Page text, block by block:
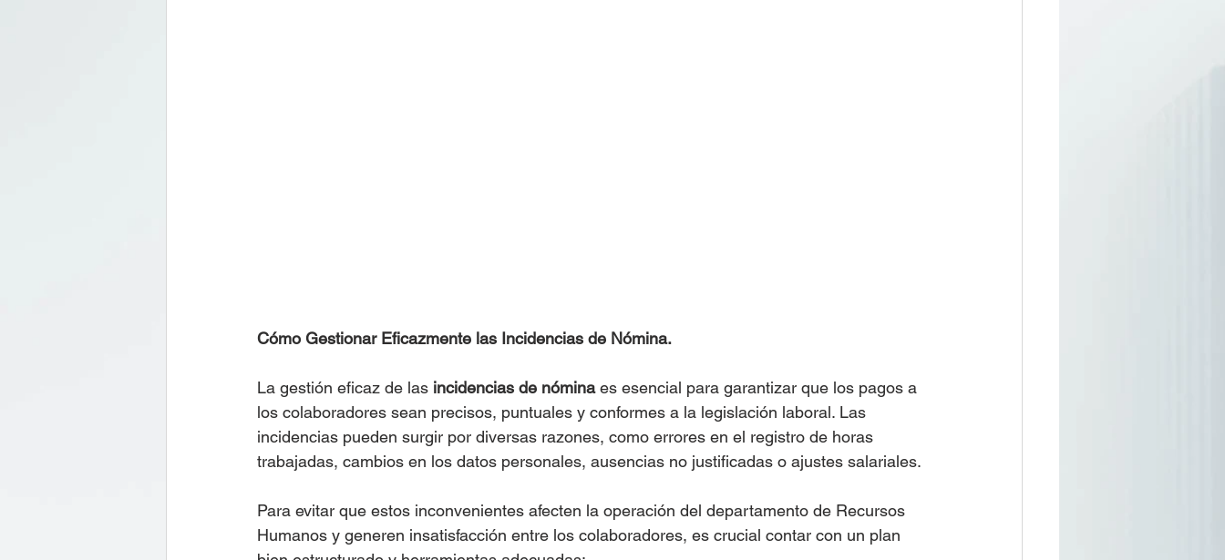
Cómo Gestionar Eficazmente las Incidencias de Nómina.
La gestión eficaz de las incidencias de nómina es esencial para garantizar que los pagos a
los colaboradores sean precisos, puntuales y conformes a la legislación laboral. Las
incidencias pueden surgir por diversas razones, como errores en el registro de horas
trabajadas, cambios en los datos personales, ausencias no justificadas o ajustes salariales.
Para evitar que estos inconvenientes afecten la operación del departamento de Recursos
Humanos y generen insatisfacción entre los colaboradores, es crucial contar con un plan